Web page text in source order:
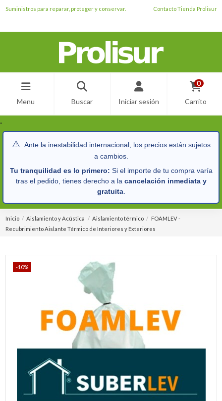
Suministros para reparar, proteger y conservar. Contacto Tienda Prolisur
Menu Buscar Iniciar sesión
0
Carrito
.
⚠️ Ante la inestabilidad internacional, los precios están sujetos
a cambios.
Tu tranquilidad es lo primero: Si el importe de tu compra varía
tras el pedido, tienes derecho a la cancelación inmediata y
gratuita.
Inicio Aislamiento y Acústica Aislamiento térmico
FOAMLEV -
Recubrimiento Aislante Térmico de Interiores y Exteriores
-10%